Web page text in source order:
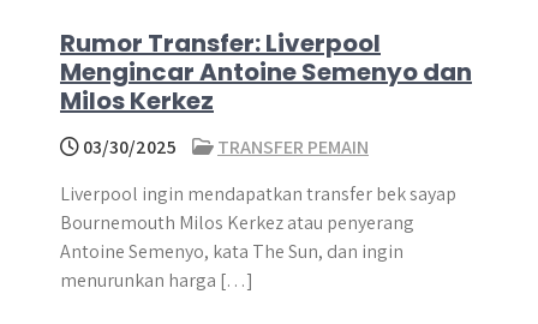
Rumor Transfer: Liverpool
Mengincar Antoine Semenyo dan
Milos Kerkez
03/30/2025
TRANSFER PEMAIN
Liverpool ingin mendapatkan transfer bek sayap
Bournemouth Milos Kerkez atau penyerang
Antoine Semenyo, kata The Sun, dan ingin
menurunkan harga […]